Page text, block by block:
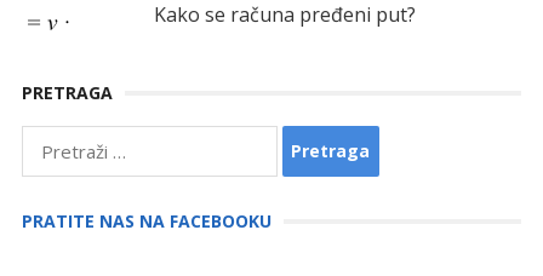
Kako se računa pređeni put?
PRETRAGA
Pretraga:
PRATITE NAS NA FACEBOOKU